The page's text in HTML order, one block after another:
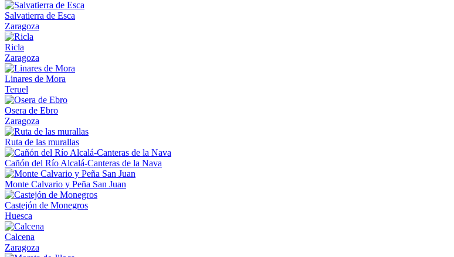
Salvatierra de Esca
Zaragoza
Ricla
Zaragoza
Linares de Mora
Teruel
Osera de Ebro
Zaragoza
Ruta de las murallas
Cañón del Río Alcalá-Canteras de la Nava
Monte Calvario y Peña San Juan
Castejón de Monegros
Huesca
Calcena
Zaragoza